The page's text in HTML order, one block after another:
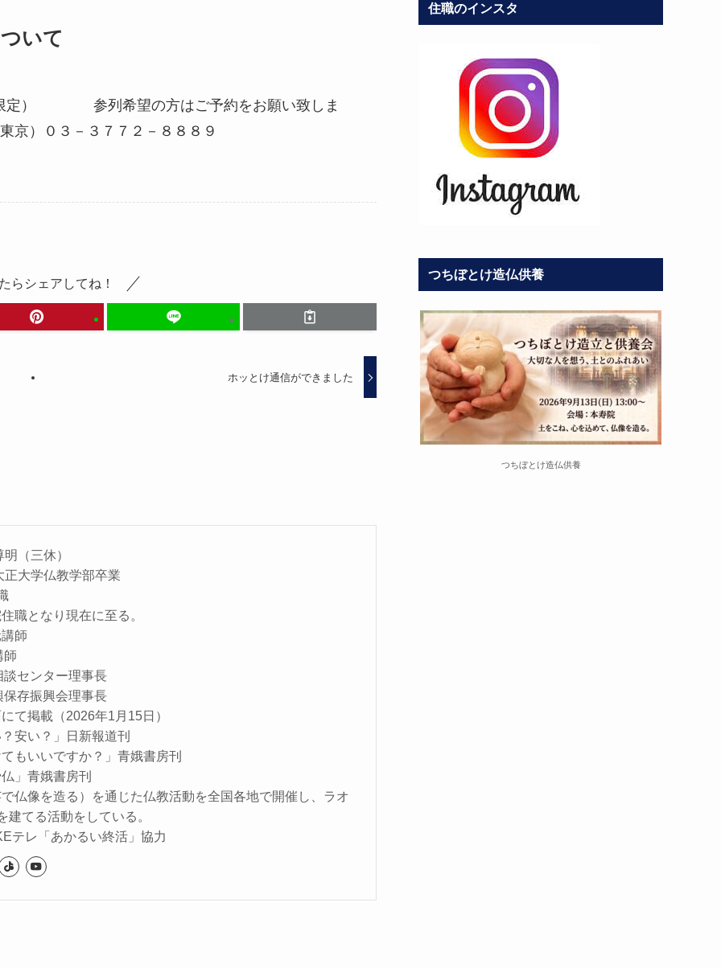
いて
限定） 参列希望の方はご予約をお願い致しま
７７２－８８８９
らシェアしてね！
ホッとけ通信ができました
（三休）
大学仏教学部卒業
職となり現在に至る。
師
師
センター理事長
存振興会理事長
て掲載（2026年1月15日）
安い？」日新報道刊
もいいですか？」青娥書房刊
」青娥書房刊
仏像を造る）を通じた仏教活動を全国各地で開催し、ラオ
建てる活動をしている。
テレ「あかるい終活」協力
住職のインスタ
つちぼとけ造仏供養
つちぼとけ造仏供養